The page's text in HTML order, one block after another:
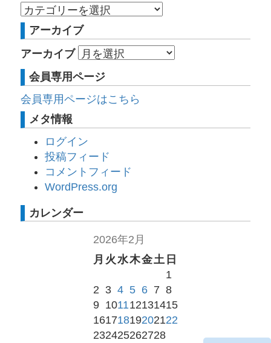
アーカイブ
アーカイブ
会員専用ページ
会員専用ページはこちら
メタ情報
ログイン
投稿フィード
コメントフィード
WordPress.org
カレンダー
2026年2月
月 火 水木金土 日
1
2 3 4 5 6 7 8
9 101112131415
16171819202122
232425262728